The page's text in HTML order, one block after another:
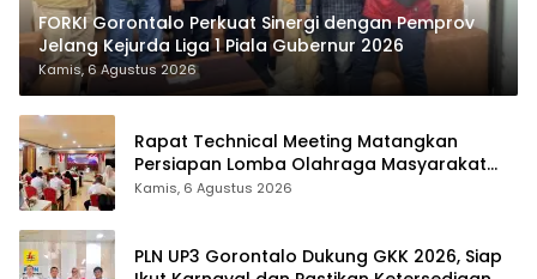
FORKI Gorontalo Perkuat Sinergi dengan Pemprov
Jelang Kejurda Liga 1 Piala Gubernur 2026
Kamis, 6 Agustus 2026
Rapat Technical Meeting Matangkan
Persiapan Lomba Olahraga Masyarakat
Tingkat Provinsi Gorontalo
Kamis, 6 Agustus 2026
PLN UP3 Gorontalo Dukung GKK 2026, Siap